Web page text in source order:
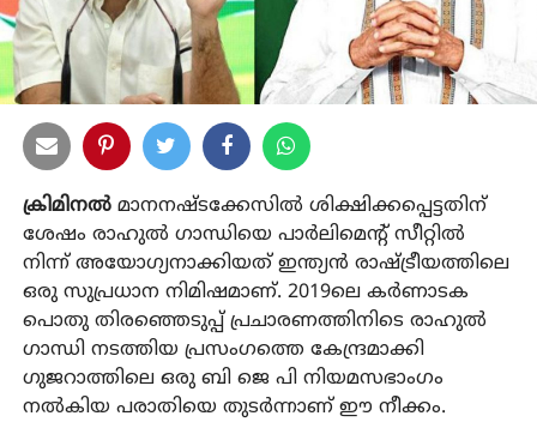
ക്രിമിനല്‍മാനനഷ്ടക്കേസില്‍ ശിക്ഷിക്കപ്പെട്ടതിന്
ശേഷം രാഹുല്‍ ഗാന്ധിയെ പാര്‍ലിമെന്റ് സീറ്റില്‍
നിന്ന് അയോഗ്യനാക്കിയത് ഇന്ത്യന്‍ രാഷ്ട്രീയത്തിലെ
ഒരു സുപ്രധാന നിമിഷമാണ്. 2019ലെ കര്‍ണാടക
പൊതു തിരഞ്ഞെടുപ്പ് പ്രചാരണത്തിനിടെ രാഹുല്‍
ഗാന്ധി നടത്തിയ പ്രസംഗത്തെ കേന്ദ്രമാക്കി
ഗുജറാത്തിലെ ഒരു ബി ജെ പി നിയമസഭാംഗം
നല്‍കിയ പരാതിയെ തുടര്‍ന്നാണ് ഈ നീക്കം.